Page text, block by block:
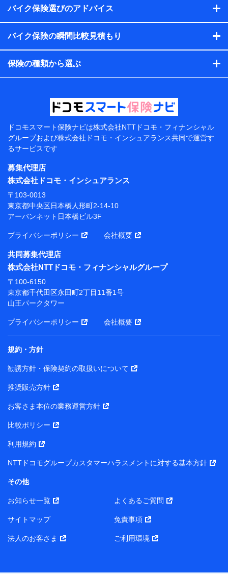
【利用目的】
提供する保険関連サービスにおけるユーザー登録受付および
取引のあるもしくは委託を受けている保険会社・提携会社の
会社のサービスを案内、提供するため
（各サービスで取得したサービス利用履歴、ウェブサイトの
閲覧履歴、購買履歴、ご契約内容等のパーソナルデータを分
析して、お客さまの趣味・嗜好・傾向に応じたサービス・商
品等に関するご提案や広告の配信等を行うことがありま
す。）
各種セミナーの開催のため
コンサルティングサービスの実施のため
アンケートやキャンペーン等の実施のため
上記に係る案内・手続き・管理等付帯業務を行うため
【当該個人データの管理について責任を有する者の名
称・住所・代表者名】
当該個人データを取り扱う各共同利用者（詳細は次のと
おり）
東京都千代田区永田町2丁目11番1号 山王パークタワー
株式会社NTTドコモ・フィナンシャルグループ 代表取
締役社長 廣井 孝史
東京都中央区日本橋人形町2-14-10 アーバンネット日
本橋ビル 3F
って、以下の提携代理店とお客様の個人データを共同利
用することがあります。
1. 共同利用する個人データの項目
氏名、生年月日、住所、メールアドレス、電話番号、個人の
相談予約に関する情報等
保険契約者と被保険者との関係等
扱とならない保険契約の内容等
情報
2. 共同利用者の範囲
当社（https://www.docomo-insurance.co.jp/）
バイク保険選びのアドバイス
バイク保険の瞬間比較見積もり
保険の種類から選ぶ
ドコモスマート保険ナビは株式会社NTTドコモ・フィナンシャル
グループおよび株式会社ドコモ・インシュアランス共同で運営す
るサービスです
募集代理店
株式会社ドコモ・インシュアランス
〒103-0013
東京都中央区日本橋人形町2-14-10
アーバンネット日本橋ビル3F
プライバシーポリシー 会社概要
共同募集代理店
株式会社NTTドコモ・フィナンシャルグループ
〒100-6150
東京都千代田区永田町2丁目11番1号
山王パークタワー
プライバシーポリシー 会社概要
規約・方針
勧誘方針・保険契約の取扱いについて
推奨販売方針
お客さま本位の業務運営方針
比較ポリシー
利用規約
NTTドコモグループカスタマーハラスメントに対する基本方針
その他
お知らせ一覧 よくあるご質問
サイトマップ 免責事項
法人のお客さま ご利用環境